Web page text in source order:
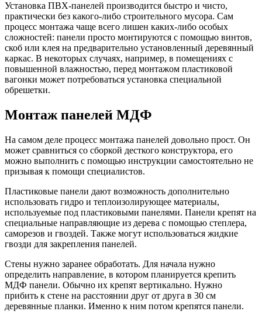
Установка ПВХ-панелей производится быстро и чисто,
практически без какого-либо строительного мусора. Сам
процесс монтажа чаще всего лишен каких-либо особых
сложностей: панели просто монтируются с помощью винтов,
скоб или клея на предварительно установленный деревянный
каркас. В некоторых случаях, например, в помещениях с
повышенной влажностью, перед монтажом пластиковой
вагонки может потребоваться установка специальной
обрешетки.
Монтаж панелей МДФ
На самом деле процесс монтажа панелей довольно прост. Он
может сравниться со сборкой десткого конструктора, его
можно выполнить с помощью инструкции самостоятельно не
призывая к помощи специалистов.
Пластиковые панели дают возможность дополнительно
использовать гидро и теплоизолирующее материалы,
используемые под пластиковыми панелями. Панели крепят на
специальные направляющие из дерева с помощью степлера,
саморезов и гвоздей. Также могут использоваться жидкие
гвозди для закрепления панелей.
Стены нужно заранее обработать. Для начала нужно
определить направление, в котором планируется крепить
МДФ панели. Обычно их крепят вертикально. Нужно
прибить к стене на расстоянии друг от друга в 30 см
деревянные планки. Именно к ним потом крепятся панели.